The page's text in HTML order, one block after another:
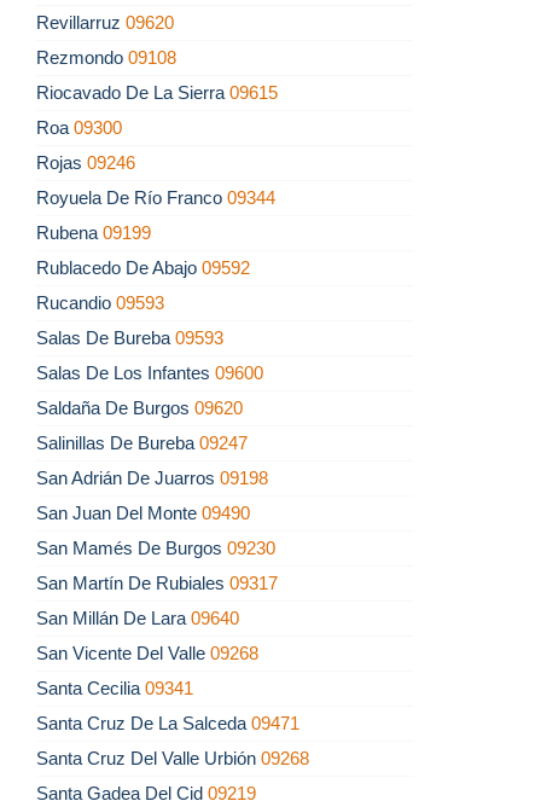
Revillarruz 09620
Rezmondo 09108
Riocavado De La Sierra 09615
Roa 09300
Rojas 09246
Royuela De Río Franco 09344
Rubena 09199
Rublacedo De Abajo 09592
Rucandio 09593
Salas De Bureba 09593
Salas De Los Infantes 09600
Saldaña De Burgos 09620
Salinillas De Bureba 09247
San Adrián De Juarros 09198
San Juan Del Monte 09490
San Mamés De Burgos 09230
San Martín De Rubiales 09317
San Millán De Lara 09640
San Vicente Del Valle 09268
Santa Cecilia 09341
Santa Cruz De La Salceda 09471
Santa Cruz Del Valle Urbión 09268
Santa Gadea Del Cid 09219